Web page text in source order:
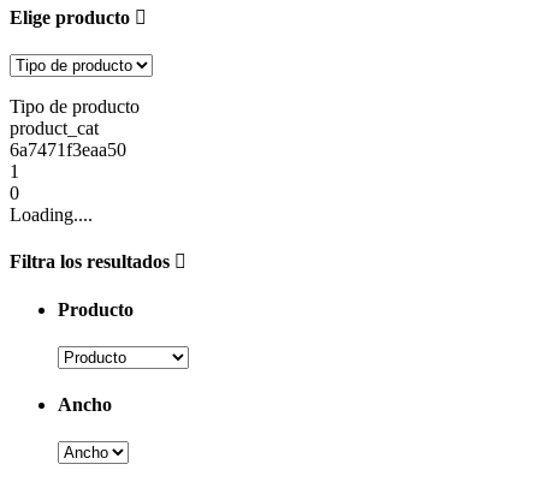
Elige producto
Tipo de producto
product_cat
6a7471f3eaa50
1
0
Loading....
Filtra los resultados
Producto
Ancho